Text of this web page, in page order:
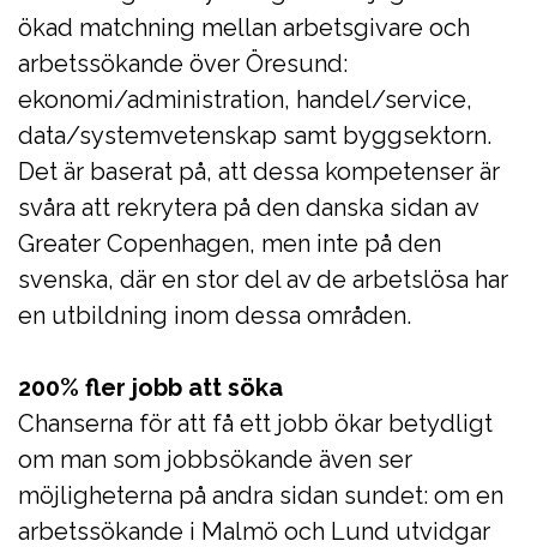
ökad matchning mellan arbetsgivare och
arbetssökande över Öresund:
ekonomi/administration, handel/service,
data/systemvetenskap samt byggsektorn.
Det är baserat på, att dessa kompetenser är
svåra att rekrytera på den danska sidan av
Greater Copenhagen, men inte på den
svenska, där en stor del av de arbetslösa har
en utbildning inom dessa områden.
200% fler jobb att söka
Chanserna för att få ett jobb ökar betydligt
om man som jobbsökande även ser
möjligheterna på andra sidan sundet: om en
arbetssökande i Malmö och Lund utvidgar